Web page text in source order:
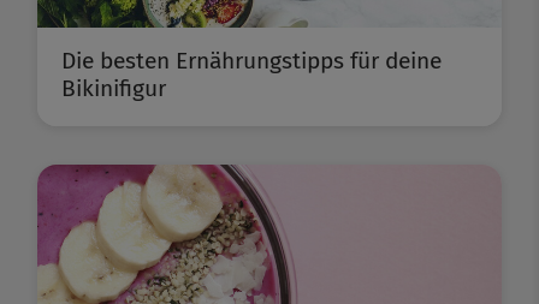
Die besten Ernährungstipps für deine
Bikinifigur